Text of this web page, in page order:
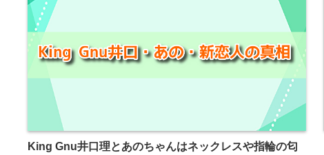
King Gnu井口理とあのちゃんはネックレスや指輪の匂